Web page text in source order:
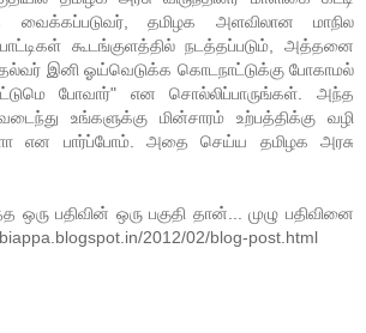
தமிழக அளவிலான மாநில
கூடங்குளத்தில் நடத்தப்படும், அத்தனை
இனி ஓய்வெடுக்க கொடநாட்டுக்கு போகாமல்
போவார்" என சொல்லிப்பாருங்கள். அந்த
உங்களுக்கு மின்சாரம் உற்பத்திக்கு வழி
என பார்ப்போம். அதை செய்ய தமிழக அரசு
ஒரு பதிவின் ஒரு பகுதி தான்... முழு பதிவினை
2012/02/blog-post.html